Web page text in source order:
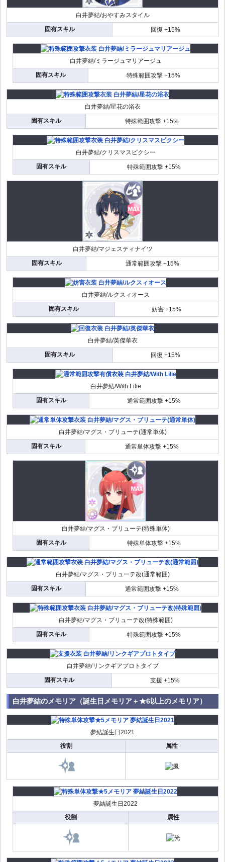
白井夢結/おやすみスタイル
固有スキル
回復 +15%
白井夢結/ミラージュマリアージュ
固有スキル
特殊範囲攻撃 +15%
白井夢結/星花の浴衣
固有スキル
特殊範囲攻撃 +15%
白井夢結/クリスマスピクシー
固有スキル
特殊範囲攻撃 +15%
白井夢結/マジェスティナイツ
固有スキル
通常範囲攻撃 +15%
白井夢結/ルクスィオース
固有スキル
妨害 +15%
白井夢結/英傑華衣
固有スキル
回復 +15%
白井夢結/With Lilie
固有スキル
通常範囲攻撃 +15%
白井夢結/マグス・ブリューテ(通常単体)
固有スキル
通常単体攻撃 +15%
白井夢結/マグス・ブリューテ(特殊単体)
固有スキル
特殊単体攻撃 +15%
白井夢結/マグス・ブリューテ改(通常範囲)
固有スキル
通常範囲攻撃 +15%
白井夢結/マグス・ブリューテ改(特殊範囲)
固有スキル
特殊範囲攻撃 +15%
白井夢結/リンクギアプロトタイプ
固有スキル
支援 +15%
白井夢結のメモリア（誕生日メモリア＋★6以上のメモリア）
夢結誕生日2021
役割
属性
夢結誕生日2022
役割
属性